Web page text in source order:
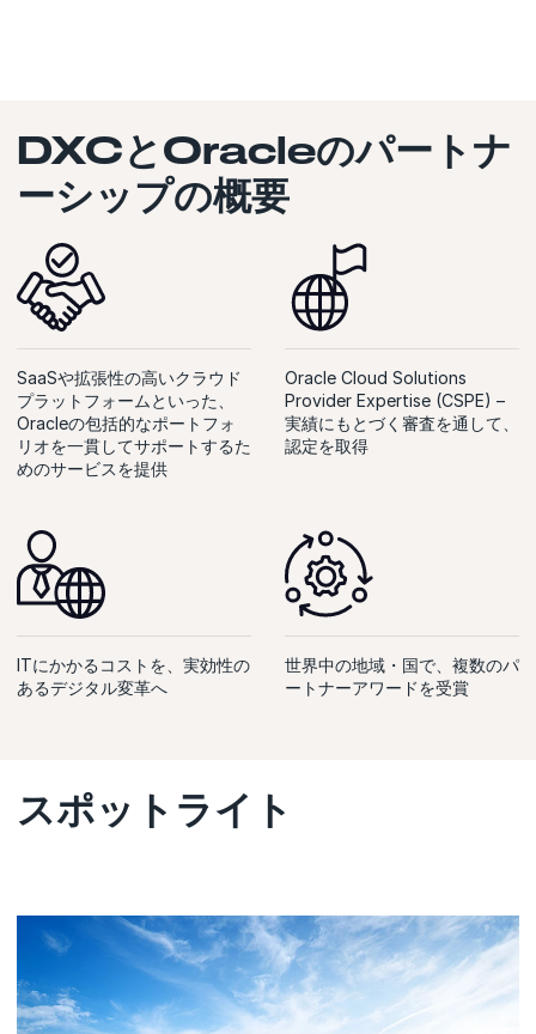
DXCとOracleのパートナ
ーシップの概要
SaaSや拡張性の高いクラウド
プラットフォームといった、
Oracleの包括的なポートフォ
リオを一貫してサポートするた
めのサービスを提供
Oracle Cloud Solutions
Provider Expertise (CSPE) –
実績にもとづく審査を通して、
認定を取得
ITにかかるコストを、実効性の
あるデジタル変革へ
世界中の地域・国で、複数のパ
ートナーアワードを受賞
スポットライト